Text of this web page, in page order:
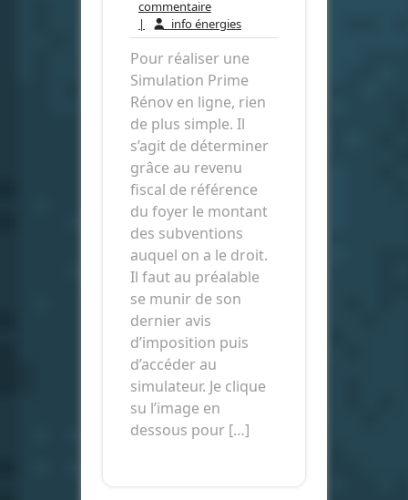
commentaireAucun
commentaire
| info énergiesinfo
énergies
Pour réaliser une
Simulation Prime
Rénov en ligne, rien
de plus simple. Il
s’agit de déterminer
grâce au revenu
fiscal de référence
du foyer le montant
des subventions
auquel on a le droit.
Il faut au préalable
se munir de son
dernier avis
d’imposition puis
d’accéder au
simulateur. Je clique
su l’image en
dessous pour […]